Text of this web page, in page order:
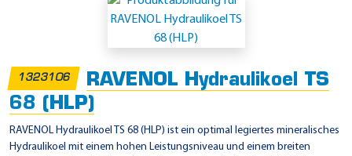
1323106
RAVENOL Hydraulikoel TS
68 (HLP)
RAVENOL Hydraulikoel TS 68 (HLP) ist ein optimal legiertes mineralisches
Hydraulikoel mit einem hohen Leistungsniveau und einem breiten